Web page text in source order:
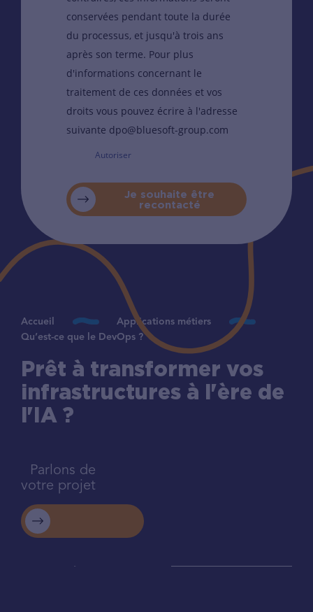
conservées pendant toute la durée
du processus, et jusqu'à trois ans
après son terme. Pour plus
d'informations concernant le
traitement de ces données et vos
droits vous pouvez écrire à l'adresse
suivante dpo@bluesoft-group.com
Autoriser
Je souhaite être
recontacté
Accueil
Applications métiers
Qu’est-ce que le DevOps ?
Prêt à transformer vos
infrastructures à l'ère de
l'IA ?
Parlons de
votre projet